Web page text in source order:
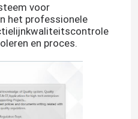
voor
het professionele
en proces.